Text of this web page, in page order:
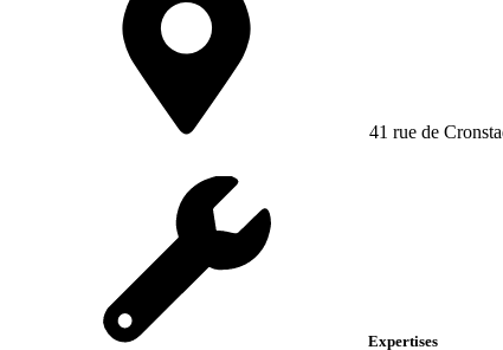
41 rue de
Expertises